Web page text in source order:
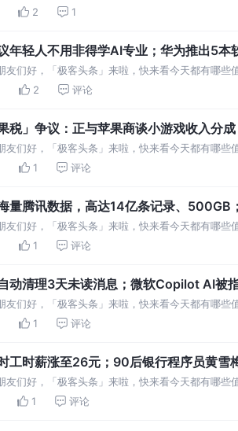
成员全部来自腾讯，游戏爆火后员工疯狂被挖角
2 1
年轻人不用非得学AI专业；华为推出5
友们好，「极客头条」来啦，快来看今天都有哪
得学 AI 专业 华为推出 5 本软件工程教材：分别基
2 评论
税」争议：正与苹果商谈小游戏收入分
客头条
友们好，「极客头条」来啦，快来看今天都有哪
在公平前提下推进小游戏变现 华为启动 2025 届
1 评论
量腾讯数据，高达14亿条记录、
友们好，「极客头条」来啦，快来看今天都有哪
良好，保留法律追责权利 扫地机被黑客入侵引发
1 评论
动清理3天未读消息；微软Copilot AI被
友们好，「极客头条」来啦，快来看今天都有哪
未读消息：未接收会清理 阿里巴巴 2025 届秋招启
1 评论
工时薪涨至26元；90后银行程序员黄雪
友们好，「极客头条」来啦，快来看今天都有哪
责人 华为 AI 消除功能目前仅支持部分新机型 郑州
1 评论